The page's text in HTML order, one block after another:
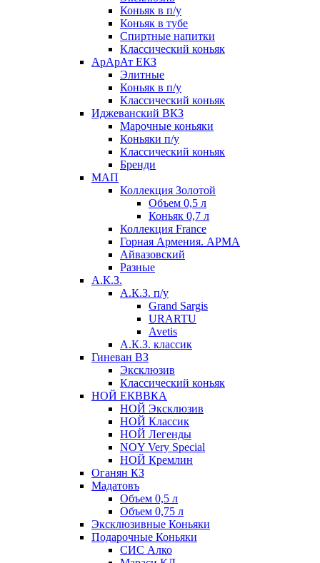
Коньяк в п/у
Коньяк в тубе
Спиртные напитки
Классический коньяк
АрАрАт ЕКЗ
Элитные
Коньяк в п/у
Классический коньяк
Иджеванский ВКЗ
Марочные коньяки
Коньяки п/у
Классический коньяк
Бренди
МАП
Коллекция Золотой
Объем 0,5 л
Коньяк 0,7 л
Коллекция France
Горная Армения. АРМА
Айвазовский
Разные
А.К.З.
А.К.З. п/у
Grand Sargis
URARTU
Avetis
А.К.З. классик
Гиневан ВЗ
Эксклюзив
Классический коньяк
НОЙ ЕКВВКА
НОЙ Эксклюзив
НОЙ Классик
НОЙ Легенды
NOY Very Speсial
НОЙ Кремлин
Оганян КЗ
Мадатовъ
Объем 0,5 л
Объем 0,75 л
Эксклюзивные Коньяки
Подарочные Коньяки
СИС Алко